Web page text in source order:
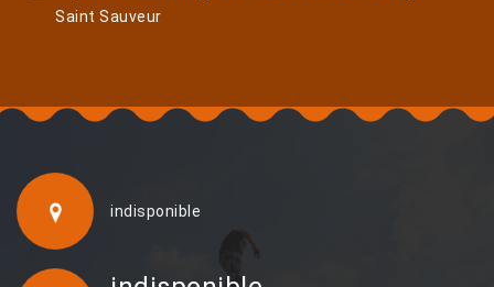
Saint Sauveur
indisponible